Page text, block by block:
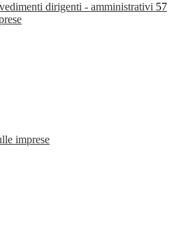
dirigenti - amministrativi 57
imprese